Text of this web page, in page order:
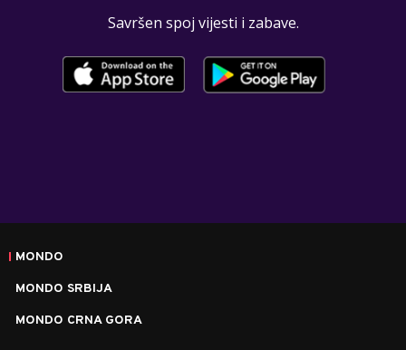
Savršen spoj vijesti i zabave.
MONDO
MONDO SRBIJA
MONDO CRNA GORA